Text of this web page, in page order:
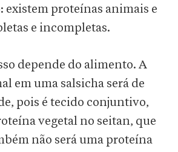
existem proteínas animais e
e incompletas.
depende do alimento. A
em uma salsicha será de
pois é tecido conjuntivo,
vegetal no seitan, que
não será uma proteína